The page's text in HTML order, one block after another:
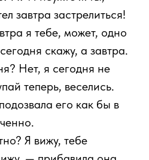
завтра застрелиться!
я тебе, может, одно
скажу, а завтра.
Нет, я сегодня не
теперь, веселись.
его как бы в
Я вижу, тебе